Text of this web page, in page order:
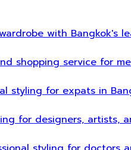
with Bangkok's
shopping service for
styling for expats in
for designers, artists,